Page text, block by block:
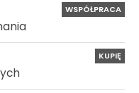
WSPÓŁPRACA
KUPIĘ